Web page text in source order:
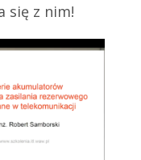
się z nim!